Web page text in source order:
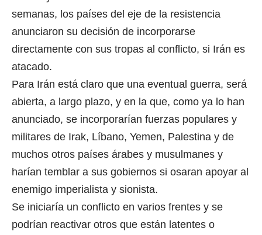
semanas, los países del eje de la resistencia
anunciaron su decisión de incorporarse
directamente con sus tropas al conflicto, si Irán es
atacado.
Para Irán está claro que una eventual guerra, será
abierta, a largo plazo, y en la que, como ya lo han
anunciado, se incorporarían fuerzas populares y
militares de Irak, Líbano, Yemen, Palestina y de
muchos otros países árabes y musulmanes y
harían temblar a sus gobiernos si osaran apoyar al
enemigo imperialista y sionista.
Se iniciaría un conflicto en varios frentes y se
podrían reactivar otros que están latentes o